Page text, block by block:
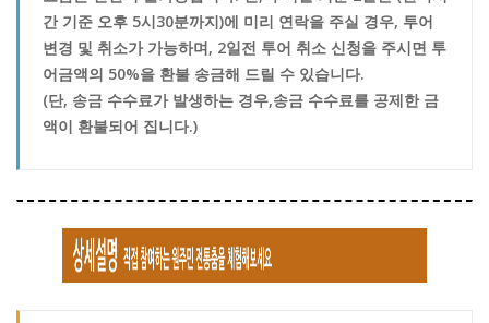
간 기준 오후 5시30분까지)에 미리 연락을 주실 경우, 투어
변경 및 취소가 가능하며, 2일전 투어 취소 신청을 주시면 투
어금액의 50%을 환불 송금해 드릴 수 있습니다.
(단, 송금 수수료가 발생하는 경우,송금 수수료를 공제한 금
액이 환불되어 집니다.)